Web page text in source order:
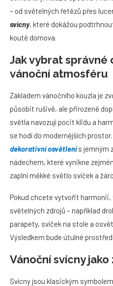
– od světelných řetězů přes
svícny, které dokážou
koutě domova.
Jak vybrat správné
vánoční atmosféru
Základem vánočního kouzla je
působit rušivě, ale přirozeně
světla navozují pocit klidu a
se hodí do modernějších
dekorativní osvětlenís jemným
nádechem, které vynikne
zaplní měkké světlo svíček a
Pokud chcete vytvořit
světelných zdrojů – například
parapety, svíček na stole a
Výsledkem bude útulné
Vánoční svícny
Svícny jsou klasickým